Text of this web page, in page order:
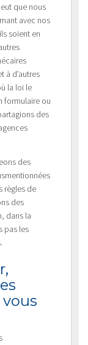
que nous
avec nos
soient en
à d’autres
la loi le
formulaire ou
des
des
règles de
des
dans la
pas les